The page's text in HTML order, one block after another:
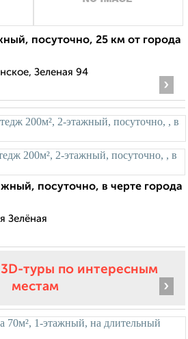
посуточно, 25 км от города
Зеленая 94
›
посуточно, в черте города
Зелёная
туры по интересным
местам
›